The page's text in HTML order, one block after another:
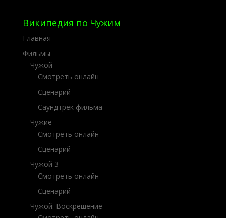
Википедия по Чужим
Главная
Фильмы
Чужой
Смотреть онлайн
Сценарий
Саундтрек фильма
Чужие
Смотреть онлайн
Сценарий
Чужой 3
Смотреть онлайн
Сценарий
Чужой: Воскрешение